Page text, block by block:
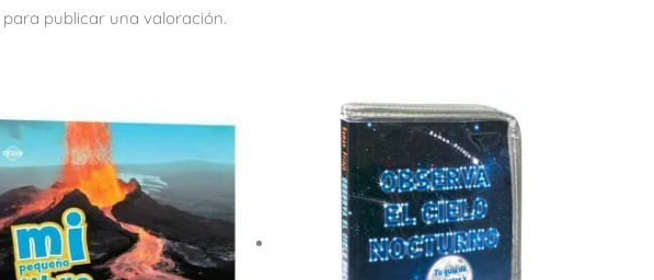
para publicar una valoración.